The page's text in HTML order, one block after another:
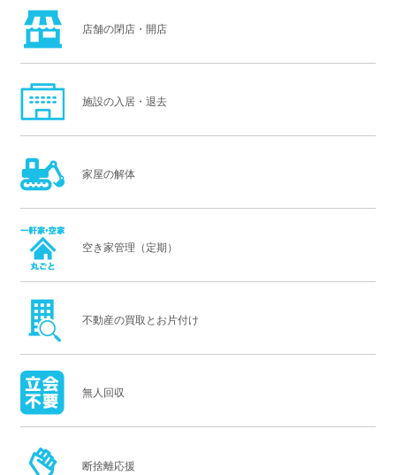
店舗の閉店・開店
施設の入居・退去
家屋の解体
空き家管理（定期）
不動産の買取とお片付け
無人回収
断捨離応援